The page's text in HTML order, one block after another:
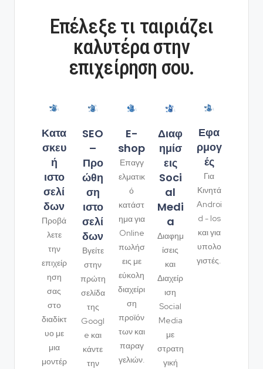
Επέλεξε τι ταιριάζει
καλυτέρα στην
επιχείρηση σου.
Κατα
σκευ
ή
ιστο
σελί
δων
Προβά
λετε
την
επιχείρ
ηση
σας
στο
διαδίκτ
υο με
μια
μοντέρ
SEO
–
Προ
ώθη
ση
ιστο
σελί
δων
Βγείτε
στην
πρώτη
σελίδα
της
Googl
e και
κάντε
την
E-
shop
Επαγγ
ελματικ
ό
κατάστ
ημα για
Online
πωλήσ
εις με
εύκολη
διαχείρι
ση
προϊόν
των και
παραγ
γελιών.
Διαφ
ημίσ
εις
Soci
al
Medi
a
Διαφημ
ίσεις
και
Διαχείρ
ιση
Social
Media
με
στρατη
γική
Εφα
ρμογ
ές
Για
Κινητά
Androi
d - Ios
και για
υπολο
γιστές.